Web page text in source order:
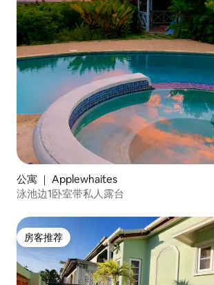
公寓 ｜ Applewhaites
泳池边1卧室带私人露台
房客推荐
房客推荐